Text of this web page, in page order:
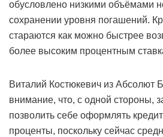
обусловлено низкими объёмами
сохранении уровня погашений.
стараются как можно быстрее
более высоким процентным
Виталий Костюкевич из Абсолют
внимание, что, с одной стороны,
позволить себе оформлять
проценты, поскольку сейчас